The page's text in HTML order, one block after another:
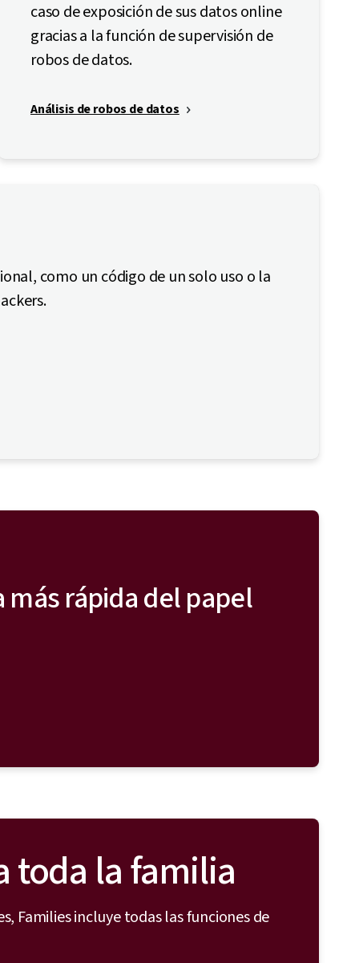
caso de exposición de sus datos online
gracias a la función de supervisión de
robos de datos.
Análisis de robos de datos
como un código de un solo uso o la
más rápida del papel
toda la familia
Families incluye todas las funciones de